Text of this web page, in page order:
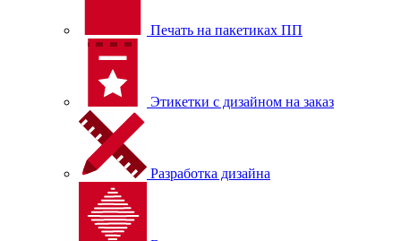
Печать на пакетиках ПП
Этикетки с дизайном на заказ
Разработка дизайна